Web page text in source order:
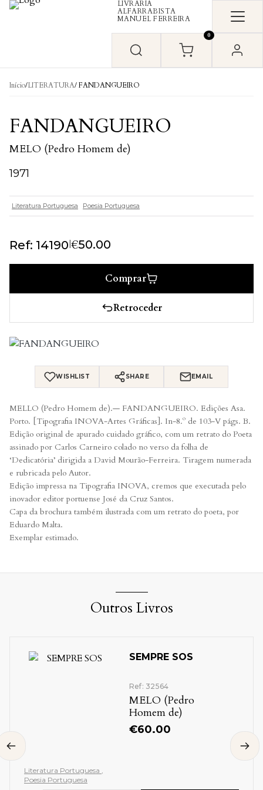
Skip to content
LIVRARIA
ALFARRABISTA
MANUEL FERREIRA
0
Início/LITERATURA/ FANDANGUEIRO
FANDANGUEIRO
MELO (Pedro Homem de)
1971
Literatura Portuguesa Poesia Portuguesa
Ref: 14190|€50.00
Comprar
Retroceder
WISHLIST SHARE EMAIL
MELLO (Pedro Homem de).— FANDANGUEIRO. Edições Asa.
Porto. [Tipografia INOVA-Artes Gráficas]. In-8.º de 103-V págs. B.
Edição original de apurado cuidado gráfico, com um retrato do Poeta
assinado por Carlos Carneiro colado no verso da folha de
‘Dedicatória’ dirigida a David Mourão-Ferreira. Tiragem numerada
e rubricada pelo Autor.
Edição impressa na Tipografia INOVA, cremos que executada pelo
inovador editor portuense José da Cruz Santos.
Capa da brochura também ilustrada com um retrato do poeta, por
Eduardo Malta.
Exemplar estimado.
Outros Livros
SEMPRE SOS
Ref: 32564
MELO (Pedro
Homem de)
€60.00
Literatura Portuguesa
Poesia Portuguesa